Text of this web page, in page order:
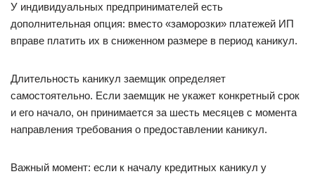
У индивидуальных предпринимателей есть
дополнительная опция: вместо «заморозки» платежей ИП
вправе платить их в сниженном размере в период каникул.
Длительность каникул заемщик определяет
самостоятельно. Если заемщик не укажет конкретный срок
и его начало, он принимается за шесть месяцев с момента
направления требования о предоставлении каникул.
Важный момент: если к началу кредитных каникул у